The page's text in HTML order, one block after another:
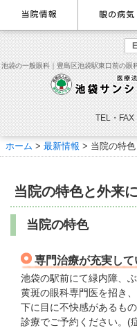
池袋の一般眼科｜豊島区池袋駅東口前の眼
TEL・FAX
最新情報
医師のご紹介
当院勤務医師のご紹介
院内の様子・設備
院内の様子
診療のご案内・アクセス
アクセス
診察の流れ
よくある質問
メールマガジン
パンフレットのダウンロー
眼の病気を調べる
病名から探す
目の構造から探す
主な眼科疾患
緑内障 網膜
ドライアイ
もの
白内障
アレ
学校近視について
点眼液・眼軟膏について
眼科専門治療・特設ページ
緑内障専門治療ページ
ドライアイ専門治療ページ
黄斑疾患専門治療ページ
白内障専門治療ページ
眼形成診療ページ
抗VEGF抗体療法
東口眼科医院)
コンタクトレンズ診療
コンタクトレンズの種類と特
初めてコンタクトレンズを
方へ
WEB予約(来院日時の設定)
一般眼科診療を予約
緑内障専門治療を予約
ドライアイ専門治療を予約
白内障専門治療を予約
黄斑専門治療を予約
ご予約
ホーム > 最新情報 > 当院の特
当院の特色と外来
当院の特色
専門治療が充実して
池袋の駅前にて緑内障、
黄斑の眼科専門医を招き
下に目に不快感があるも
診療でご予約ください。(